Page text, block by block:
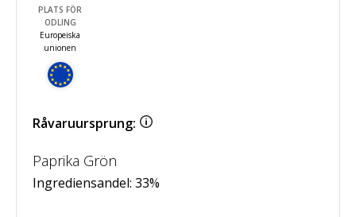
PLATS FÖR
ODLING
Europeiska
unionen
Råvaruursprung:
Paprika Grön
Ingrediensandel: 33%